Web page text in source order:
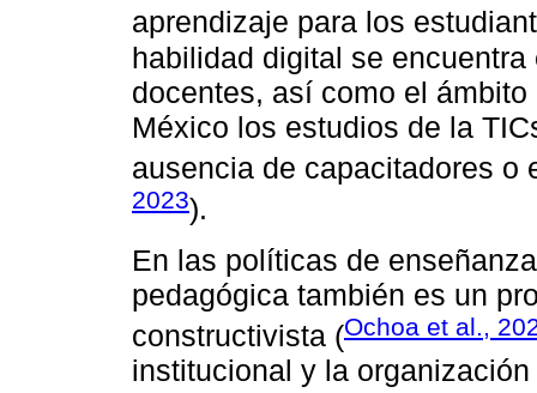
aprendizaje para los
habilidad digital se
docentes, así como el
México los estudios de la
ausencia de capacitadores o
2023).
En las políticas de
pedagógica también es un
constructivista (Ochoa et al.,
institucional y la